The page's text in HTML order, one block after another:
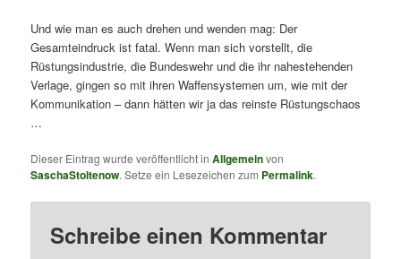
Und wie man es auch drehen und wenden mag: Der
Gesamteindruck ist fatal. Wenn man sich vorstellt, die
Rüstungsindustrie, die Bundeswehr und die ihr nahestehenden
Verlage, gingen so mit ihren Waffensystemen um, wie mit der
Kommunikation – dann hätten wir ja das reinste Rüstungschaos
…
Dieser Eintrag wurde veröffentlicht inAllgemeinvon
SaschaStoltenow. Setze ein Lesezeichen zum Permalink.
Schreibe einen Kommentar